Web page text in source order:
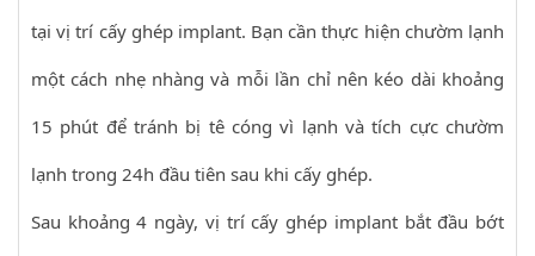
tại vị trí cấy ghép implant. Bạn cần thực hiện chườm lạnh
một cách nhẹ nhàng và mỗi lần chỉ nên kéo dài khoảng
15 phút để tránh bị tê cóng vì lạnh và tích cực chườm
lạnh trong 24h đầu tiên sau khi cấy ghép.
Sau khoảng 4 ngày, vị trí cấy ghép implant bắt đầu bớt